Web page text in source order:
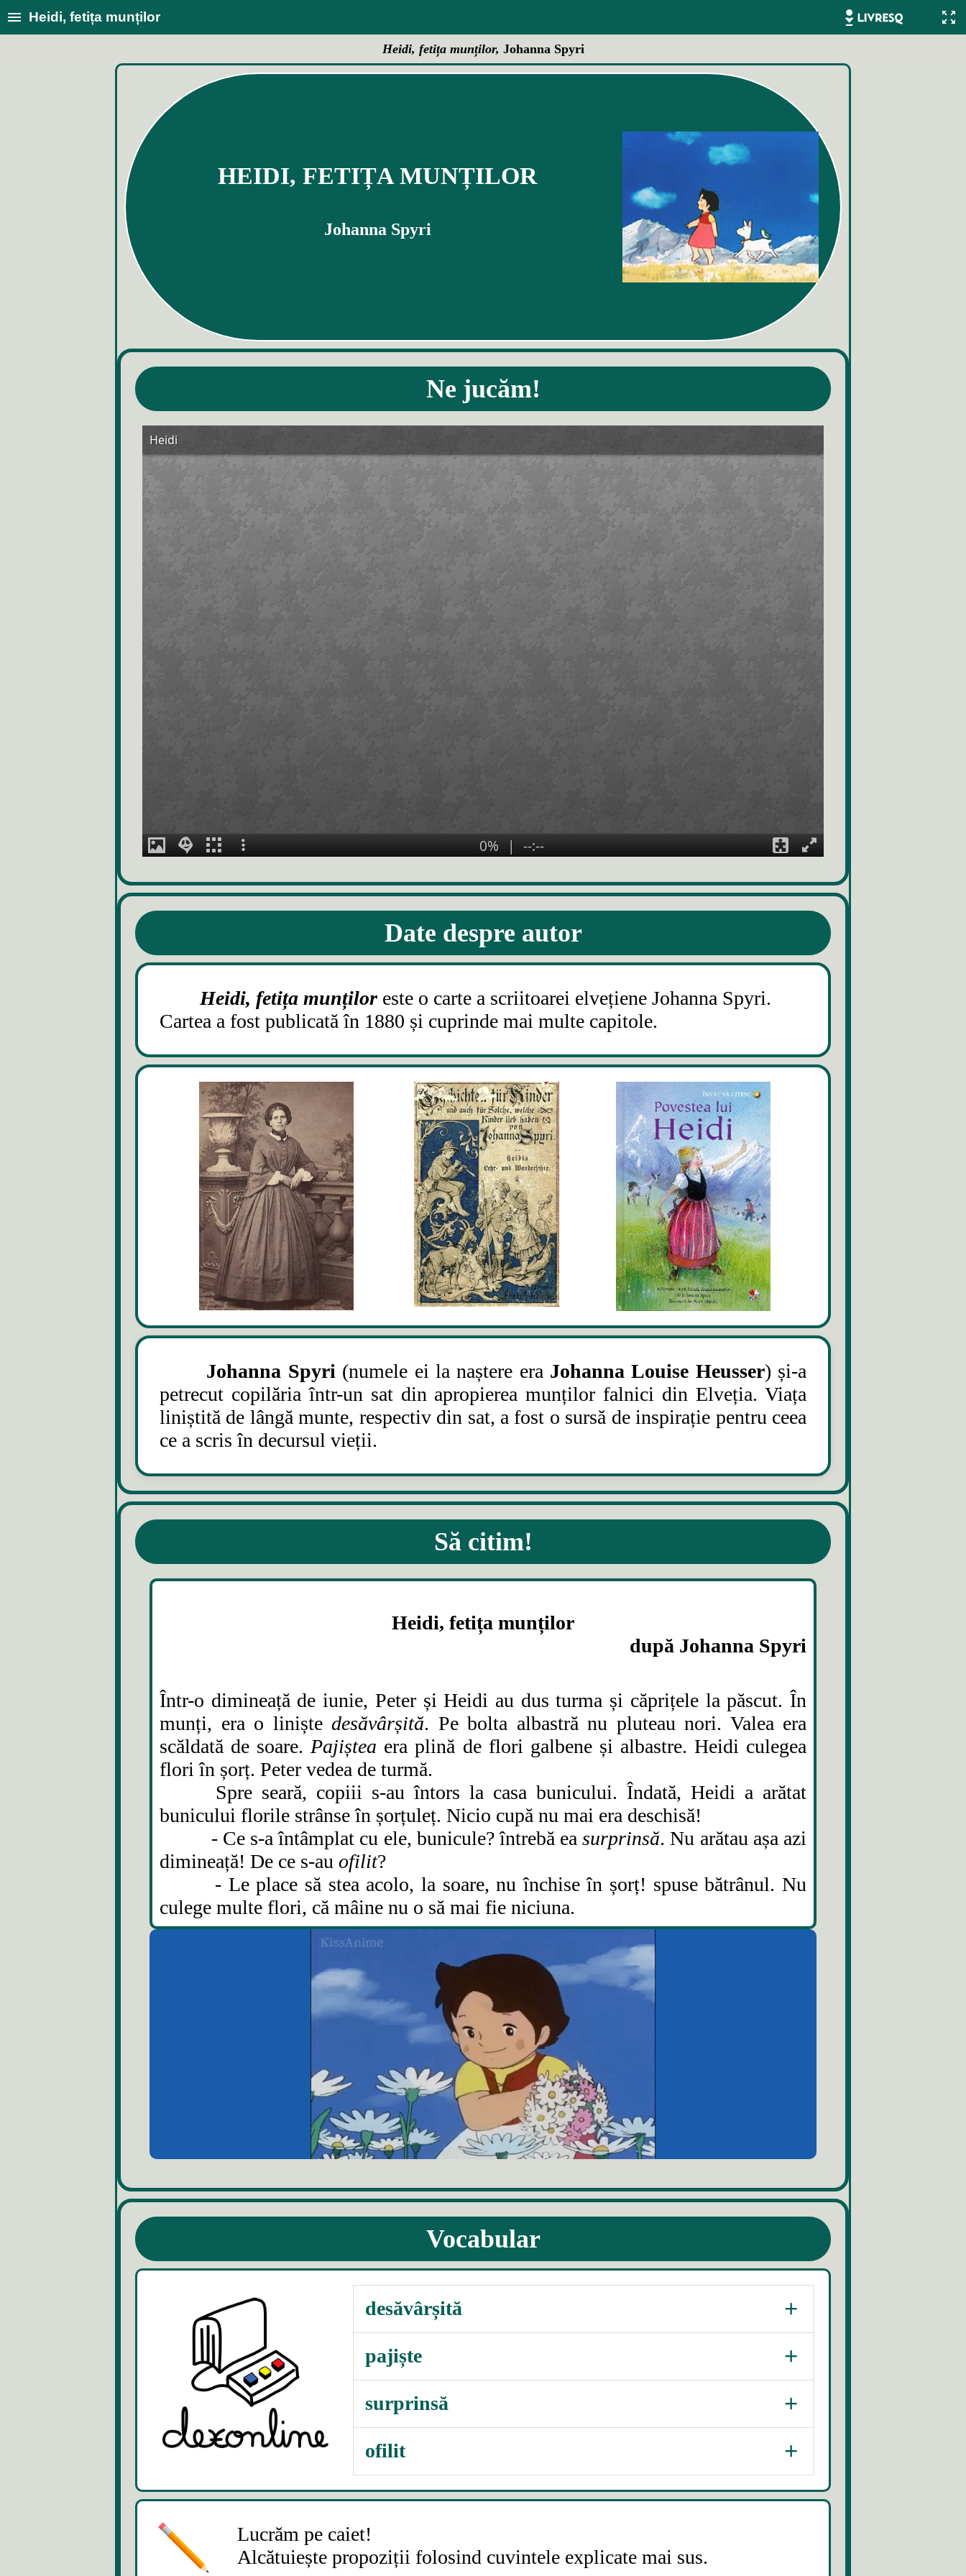
Heidi, fetița munților
Heidi, fetița munților, Johanna Spyri
HEIDI, FETIȚA MUNȚILOR
Johanna Spyri
Ne jucăm!
Date despre autor
Heidi, fetița munților este o carte a scriitoarei elvețiene Johanna Spyri.
Cartea a fost publicată în 1880 și cuprinde mai multe capitole.
Johanna Spyri (numele ei la naștere era Johanna Louise Heusser) și-a
petrecut copilăria într-un sat din apropierea munților falnici din Elveția. Viața
liniștită de lângă munte, respectiv din sat, a fost o sursă de inspirație pentru ceea
ce a scris în decursul vieții.
Să citim!
Heidi, fetița munților
după Johanna Spyri
Într-o dimineață de iunie, Peter și Heidi au dus turma și căprițele la păscut. În
munți, era o liniște desăvârșită. Pe bolta albastră nu pluteau nori. Valea era
scăldată de soare. Pajiștea era plină de flori galbene și albastre. Heidi culegea
flori în șorț. Peter vedea de turmă.
Spre seară, copiii s-au întors la casa bunicului. Îndată, Heidi a arătat
bunicului florile strânse în șorțuleț. Nicio cupă nu mai era deschisă!
- Ce s-a întâmplat cu ele, bunicule? întrebă easurprinsă. Nu arătau așa azi
dimineață! De ce s-au ofilit?
- Le place să stea acolo, la soare, nu închise în șorț! spuse bătrânul. Nu
culege multe flori, că mâine nu o să mai fie niciuna.
Vocabular
desăvârșită +
completă, deplină
pajiște +
loc acoperit cu iarbă măruntă și deasă
surprinsă +
mirată, uimită, uluită
ofilit +
veștejit, pălit, îngălbenit
Lucrăm pe caiet!
Alcătuiește propoziții folosind cuvintele explicate mai sus.